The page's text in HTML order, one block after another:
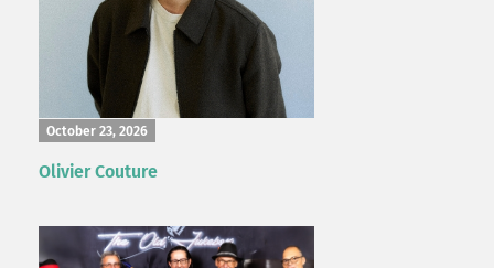
October 23, 2026
Olivier Couture